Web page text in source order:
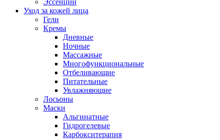
Эссенции
Уход за кожей лица
Гели
Кремы
Дневные
Ночные
Массажные
Многофункциональные
Отбеливающие
Питательные
Увлажняющие
Лосьоны
Маски
Альгинатные
Гидрогелевые
Карбокситерапия